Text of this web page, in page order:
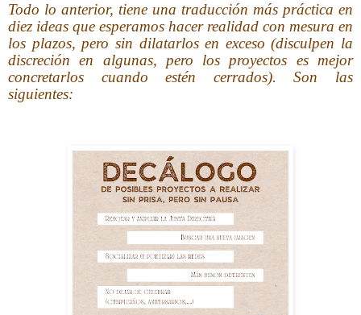
Todo lo anterior, tiene una traducción más práctica en
diez ideas que esperamos hacer realidad con mesura en
los plazos, pero sin dilatarlos en exceso (disculpen la
discreción en algunas, pero los proyectos es mejor
concretarlos cuando estén cerrados). Son las
siguientes: